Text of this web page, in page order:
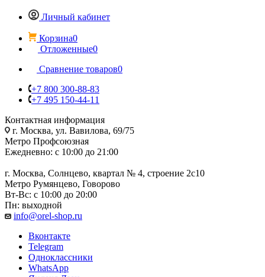
Личный кабинет
Корзина0
Отложенные0
Сравнение товаров0
+7 800 300-88-83
+7 495 150-44-11
Контактная информация
г. Москва, ул. Вавилова, 69/75
Метро Профсоюзная
Ежедневно: с 10:00 до 21:00
г. Москва, Солнцево, квартал № 4, строение 2с10
Метро Румянцево, Говорово
Вт-Вс: с 10:00 до 20:00
Пн: выходной
info@orel-shop.ru
Вконтакте
Telegram
Одноклассники
WhatsApp